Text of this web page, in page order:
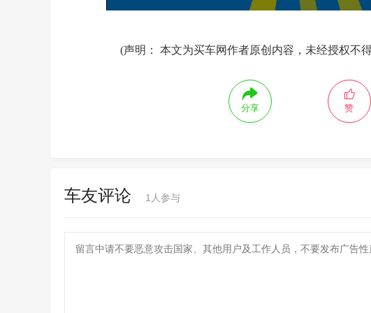
(声明： 本文为买车网作者原创内容，未经授权不
分享 赞
车友评论 1 人参与